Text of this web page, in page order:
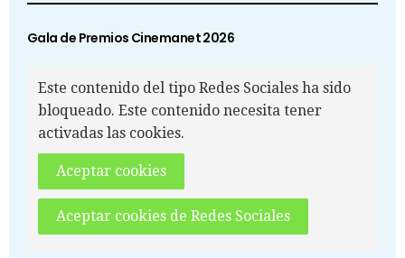
Gala de Premios Cinemanet 2026
Este contenido del tipo Redes Sociales ha sido
bloqueado. Este contenido necesita tener
activadas las cookies.
Aceptar cookies
Aceptar cookies de Redes Sociales